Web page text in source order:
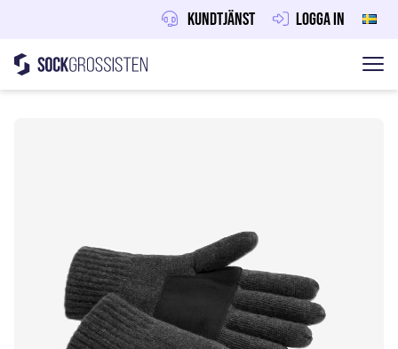
Kundtjänst Logga in
Hoppa till innehåll
Sockgrossisten